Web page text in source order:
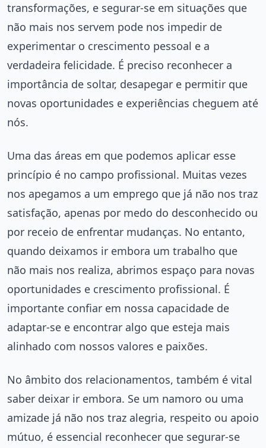
transformações, e segurar-se em situações que
não mais nos servem pode nos impedir de
experimentar o crescimento pessoal e a
verdadeira felicidade. É preciso reconhecer a
importância de soltar, desapegar e permitir que
novas oportunidades e experiências cheguem até
nós.
Uma das áreas em que podemos aplicar esse
princípio é no campo profissional. Muitas vezes
nos apegamos a um emprego que já não nos traz
satisfação, apenas por medo do desconhecido ou
por receio de enfrentar mudanças. No entanto,
quando deixamos ir embora um trabalho que
não mais nos realiza, abrimos espaço para novas
oportunidades e crescimento profissional. É
importante confiar em nossa capacidade de
adaptar-se e encontrar algo que esteja mais
alinhado com nossos valores e paixões.
No âmbito dos relacionamentos, também é vital
saber deixar ir embora. Se um namoro ou uma
amizade já não nos traz alegria, respeito ou apoio
mútuo, é essencial reconhecer que segurar-se